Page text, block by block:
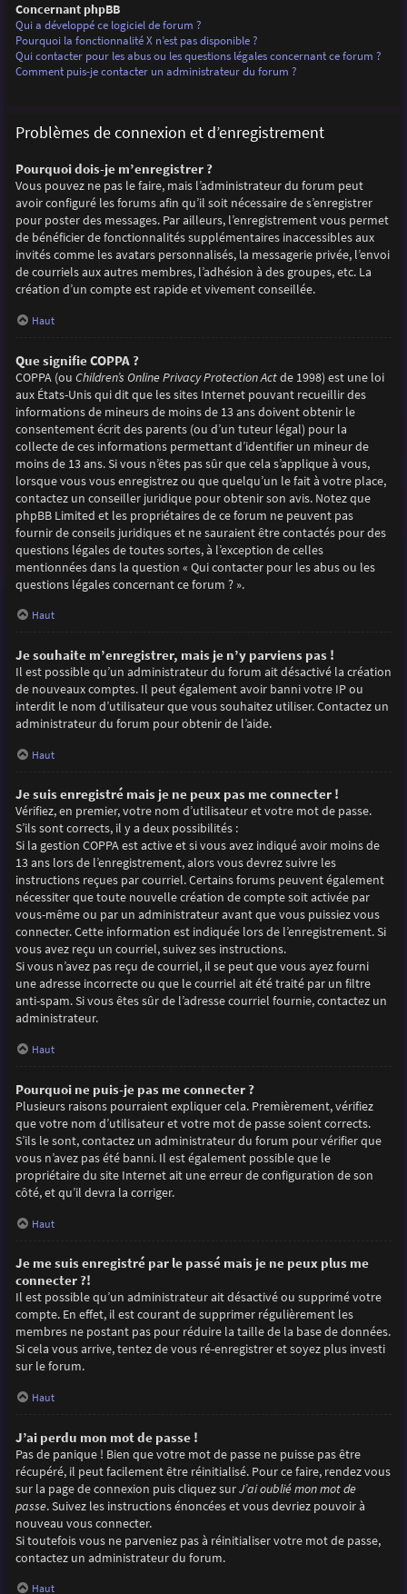
Concernant phpBB
Qui a développé ce logiciel de forum ?
Pourquoi la fonctionnalité X n’est pas disponible ?
Qui contacter pour les abus ou les questions légales concernant ce forum ?
Comment puis-je contacter un administrateur du forum ?
Problèmes de connexion et d’enregistrement
Pourquoi dois-je m’enregistrer ?
Vous pouvez ne pas le faire, mais l’administrateur du forum peut
avoir configuré les forums afin qu’il soit nécessaire de s’enregistrer
pour poster des messages. Par ailleurs, l’enregistrement vous permet
de bénéficier de fonctionnalités supplémentaires inaccessibles aux
invités comme les avatars personnalisés, la messagerie privée, l’envoi
de courriels aux autres membres, l’adhésion à des groupes, etc. La
création d’un compte est rapide et vivement conseillée.
Haut
Que signifie COPPA ?
COPPA (ou Children’s Online Privacy Protection Actde 1998) est une loi
aux États-Unis qui dit que les sites Internet pouvant recueillir des
informations de mineurs de moins de 13 ans doivent obtenir le
consentement écrit des parents (ou d’un tuteur légal) pour la
collecte de ces informations permettant d’identifier un mineur de
moins de 13 ans. Si vous n’êtes pas sûr que cela s’applique à vous,
lorsque vous vous enregistrez ou que quelqu’un le fait à votre place,
contactez un conseiller juridique pour obtenir son avis. Notez que
phpBB Limited et les propriétaires de ce forum ne peuvent pas
fournir de conseils juridiques et ne sauraient être contactés pour des
questions légales de toutes sortes, à l’exception de celles
mentionnées dans la question « Qui contacter pour les abus ou les
questions légales concernant ce forum ? ».
Haut
Je souhaite m’enregistrer, mais je n’y parviens pas !
Il est possible qu’un administrateur du forum ait désactivé la création
de nouveaux comptes. Il peut également avoir banni votre IP ou
interdit le nom d’utilisateur que vous souhaitez utiliser. Contactez un
administrateur du forum pour obtenir de l’aide.
Haut
Je suis enregistré mais je ne peux pas me connecter !
Vérifiez, en premier, votre nom d’utilisateur et votre mot de passe.
S’ils sont corrects, il y a deux possibilités :
Si la gestion COPPA est active et si vous avez indiqué avoir moins de
13 ans lors de l’enregistrement, alors vous devrez suivre les
instructions reçues par courriel. Certains forums peuvent également
nécessiter que toute nouvelle création de compte soit activée par
vous-même ou par un administrateur avant que vous puissiez vous
connecter. Cette information est indiquée lors de l’enregistrement. Si
vous avez reçu un courriel, suivez ses instructions.
Si vous n’avez pas reçu de courriel, il se peut que vous ayez fourni
une adresse incorrecte ou que le courriel ait été traité par un filtre
anti-spam. Si vous êtes sûr de l’adresse courriel fournie, contactez un
administrateur.
Haut
Pourquoi ne puis-je pas me connecter ?
Plusieurs raisons pourraient expliquer cela. Premièrement, vérifiez
que votre nom d’utilisateur et votre mot de passe soient corrects.
S’ils le sont, contactez un administrateur du forum pour vérifier que
vous n’avez pas été banni. Il est également possible que le
propriétaire du site Internet ait une erreur de configuration de son
côté, et qu’il devra la corriger.
Haut
Je me suis enregistré par le passé mais je ne peux plus me
connecter ?!
Il est possible qu’un administrateur ait désactivé ou supprimé votre
compte. En effet, il est courant de supprimer régulièrement les
membres ne postant pas pour réduire la taille de la base de données.
Si cela vous arrive, tentez de vous ré-enregistrer et soyez plus investi
sur le forum.
Haut
J’ai perdu mon mot de passe !
Pas de panique ! Bien que votre mot de passe ne puisse pas être
récupéré, il peut facilement être réinitialisé. Pour ce faire, rendez vous
sur la page de connexion puis cliquez surJ’ai oublié mon mot de
passe. Suivez les instructions énoncées et vous devriez pouvoir à
nouveau vous connecter.
Si toutefois vous ne parveniez pas à réinitialiser votre mot de passe,
contactez un administrateur du forum.
Haut